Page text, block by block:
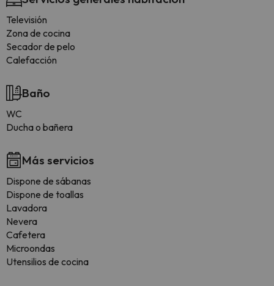
Televisión
Zona de cocina
Secador de pelo
Calefacción
Baño
WC
Ducha o bañera
Más servicios
Dispone de sábanas
Dispone de toallas
Lavadora
Nevera
Cafetera
Microondas
Utensilios de cocina